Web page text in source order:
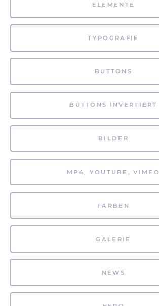
ELEMENTE
TYPOGRAFIE
BUTTONS
BUTTONS INVERTIERT
BILDER
MP4, YOUTUBE, VIMEO
FARBEN
GALERIE
NEWS